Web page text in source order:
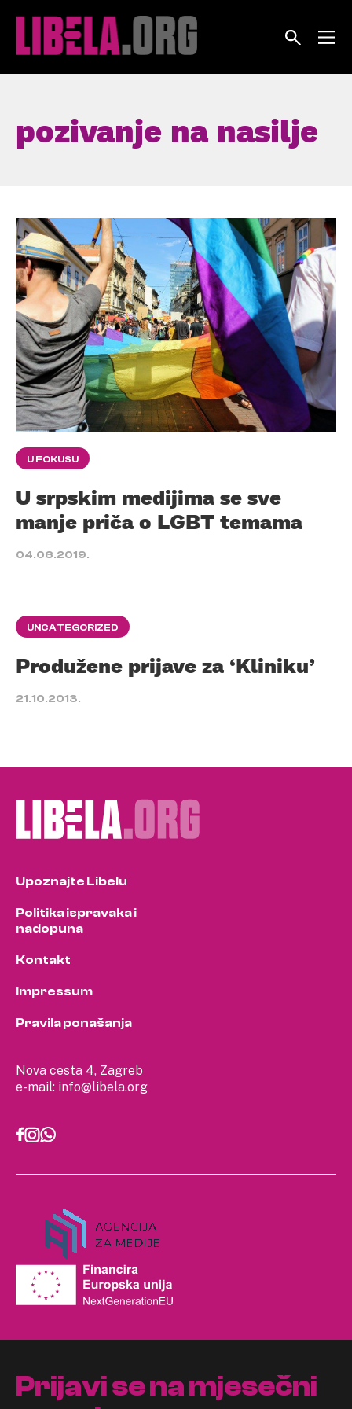
pozivanje na nasilje
U FOKUSU
U srpskim medijima se sve
manje priča o LGBT temama
04.06.2019.
UNCATEGORIZED
Produžene prijave za ‘Kliniku’
21.10.2013.
Nova cesta 4, Zagreb
e-mail: info@libela.org
Upoznajte Libelu
Politika ispravaka i
nadopuna
Kontakt
Impressum
Pravila ponašanja
Prijavi se na mjesečni